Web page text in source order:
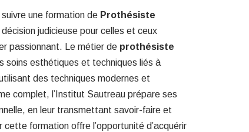
suivre une formation de Prothésiste
judicieuse pour celles et ceux
passionnant. Le métier de prothésiste
soins esthétiques et techniques liés à
des techniques modernes et
complet, l’Institut Sautreau prépare ses
en leur transmettant savoir-faire et
cette formation offre l’opportunité d’acquérir